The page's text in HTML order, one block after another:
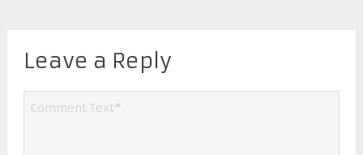
Leave a Reply